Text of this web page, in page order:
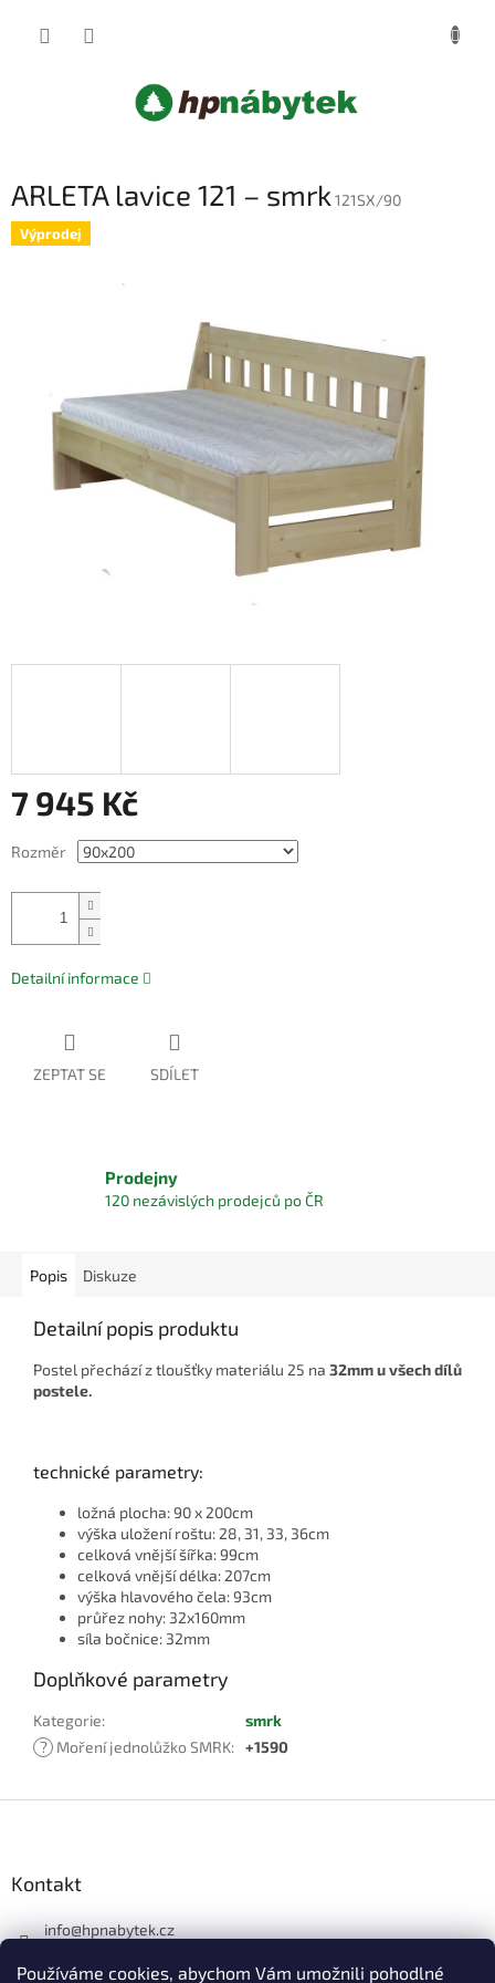
Používáme cookies, abychom Vám umožnili pohodlné
ARLETA lavice 121 – smrk 121SX/90
Výprodej
7 945 Kč
cena:
Rozměr
Detailní informace
ZEPTAT SE SDÍLET
Prodejny
120 nezávislých prodejců po ČR
Popis Diskuze
Detailní popis produktu
Postel přechází z tloušťky materiálu 25 na 32mm u všech dílů
postele.
technické parametry:
ložná plocha: 90 x 200cm
výška uložení roštu: 28, 31, 33, 36cm
celková vnější šířka: 99cm
celková vnější délka: 207cm
výška hlavového čela: 93cm
průřez nohy: 32x160mm
síla bočnice: 32mm
Doplňkové parametry
Kategorie:
smrk
? Moření jednolůžko SMRK: +1590
í
Kontakt
info@hpnabytek.cz